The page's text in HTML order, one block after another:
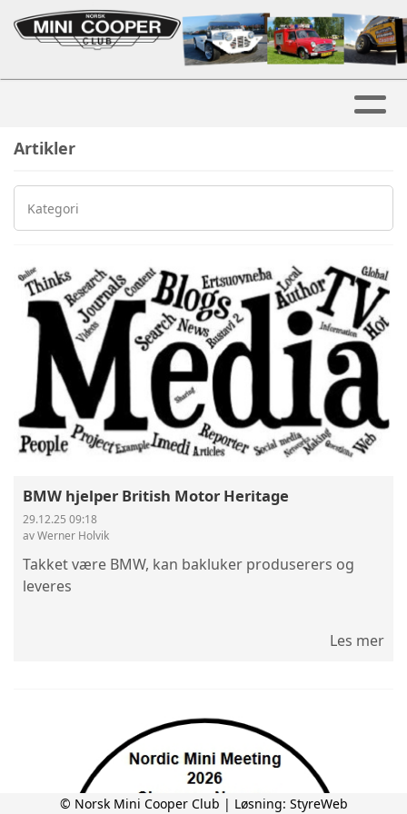
Artikler
Kategori
BMW hjelper British Motor Heritage
29.12.25 09:18
av Werner Holvik
Takket være BMW, kan bakluker produserers og
leveres
Les mer
© Norsk Mini Cooper Club | Løsning: StyreWeb